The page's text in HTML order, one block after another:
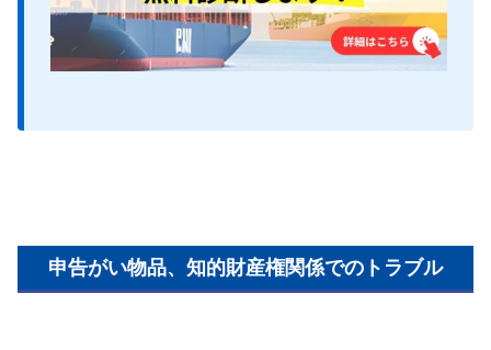
申告がい物品、知的財産権関係でのトラブル